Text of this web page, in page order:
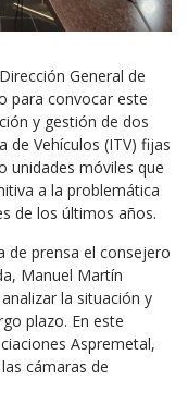
General de
para convocar este
y gestión de dos
de Vehículos (ITV) fijas
unidades móviles que
a la problemática
de los últimos años.
de prensa el consejero
Manuel Martín
la situación y
plazo. En este
Aspremetal,
cámaras de